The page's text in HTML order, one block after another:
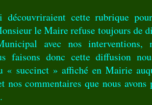
découvriraient cette rubrique
le Maire refuse toujours de
avec nos interventions,
faisons donc cette diffusion
« succinct » affiché en Mairie
nos commentaires que nous